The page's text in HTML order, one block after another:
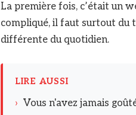
La première fois, c’était un
compliqué, il faut surtout du
différente du quotidien.
LIRE AUSSI
› Vous n'avez jamais